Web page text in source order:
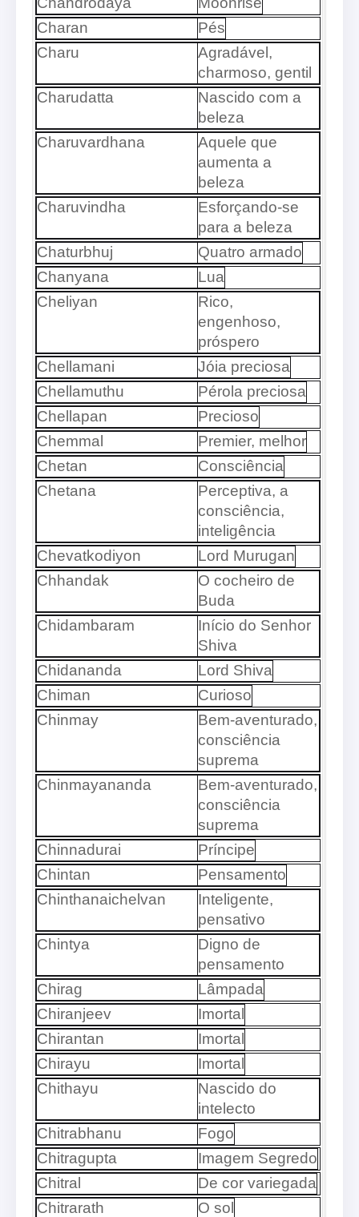
Charan
Pés
Charu
Agradável,
charmoso, gentil
Charudatta
Nascido com a
beleza
Charuvardhana
Aquele que
aumenta a
beleza
Charuvindha
Esforçando-se
para a beleza
Chaturbhuj
Quatro armado
Chanyana
Lua
Cheliyan
Rico,
engenhoso,
próspero
Chellamani
Jóia preciosa
Chellamuthu
Pérola preciosa
Chellapan
Precioso
Chemmal
Premier, melhor
Chetan
Consciência
Chetana
Perceptiva, a
consciência,
inteligência
Chevatkodiyon
Lord Murugan
Chhandak
O cocheiro de
Buda
Chidambaram
Início do Senhor
Shiva
Chidananda
Lord Shiva
Chiman
Curioso
Chinmay
Bem-aventurado,
consciência
suprema
Chinmayananda
Bem-aventurado,
consciência
suprema
Chinnadurai
Príncipe
Chintan
Pensamento
Chinthanaichelvan
Inteligente,
pensativo
Chintya
Digno de
pensamento
Chirag
Lâmpada
Chiranjeev
Imortal
Chirantan
Imortal
Chirayu
Imortal
Chithayu
Nascido do
intelecto
Chitrabhanu
Fogo
Chitragupta
Imagem Segredo
Chitral
De cor variegada
Chitrarath
O sol